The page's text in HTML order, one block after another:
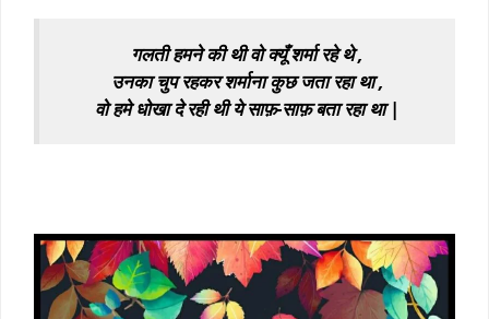
गलती हमने की थी वो क्यूँ शर्मा रहे थे ,
उनका चुप रहकर शर्माना कुछ जता रहा था ,
वो हमे धोखा दे रही थी ये साफ़-साफ़ बता रहा था |